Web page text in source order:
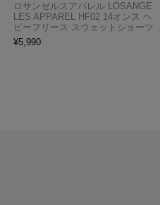
ロサンゼルスアパレル LOSANGE
LES APPAREL HF02 14オンス ヘ
ビーフリース スウェットショーツ
¥5,990